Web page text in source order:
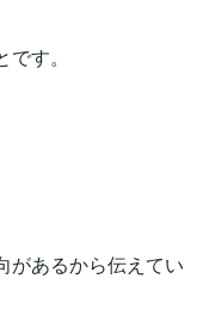
す。
があるから伝えてい